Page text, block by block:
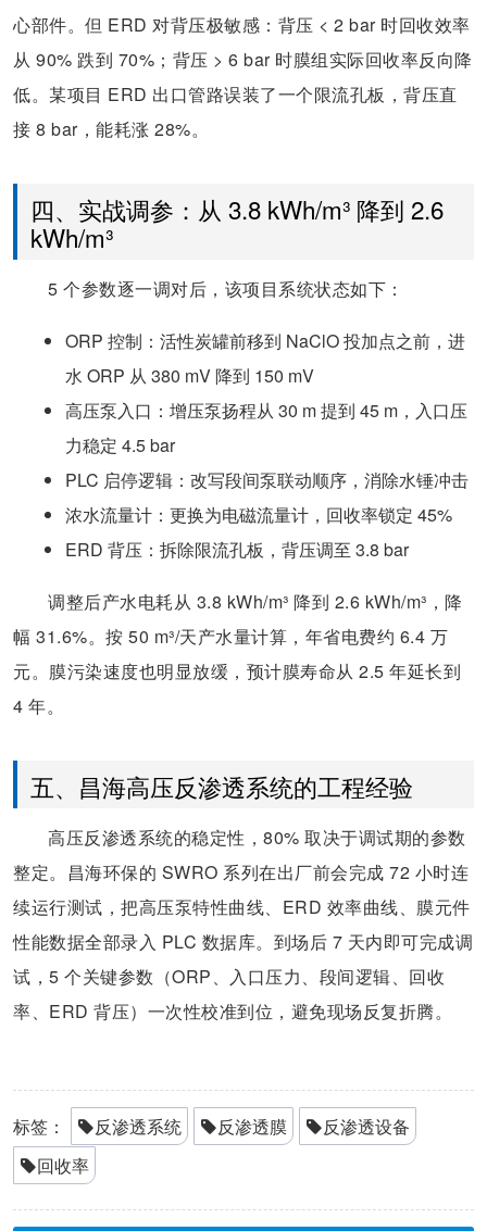
心部件。但 ERD 对背压极敏感：背压 < 2 bar 时回收效率
从 90% 跌到 70%；背压 > 6 bar 时膜组实际回收率反向降
低。某项目 ERD 出口管路误装了一个限流孔板，背压直
接 8 bar，能耗涨 28%。
四、实战调参：从 3.8 kWh/m³ 降到 2.6
kWh/m³
5 个参数逐一调对后，该项目系统状态如下：
ORP 控制：活性炭罐前移到 NaClO 投加点之前，进
水 ORP 从 380 mV 降到 150 mV
高压泵入口：增压泵扬程从 30 m 提到 45 m，入口压
力稳定 4.5 bar
PLC 启停逻辑：改写段间泵联动顺序，消除水锤冲击
浓水流量计：更换为电磁流量计，回收率锁定 45%
ERD 背压：拆除限流孔板，背压调至 3.8 bar
调整后产水电耗从 3.8 kWh/m³ 降到 2.6 kWh/m³，降
幅 31.6%。按 50 m³/天产水量计算，年省电费约 6.4 万
元。膜污染速度也明显放缓，预计膜寿命从 2.5 年延长到
4 年。
五、昌海高压反渗透系统的工程经验
高压反渗透系统的稳定性，80% 取决于调试期的参数
整定。昌海环保的 SWRO 系列在出厂前会完成 72 小时连
续运行测试，把高压泵特性曲线、ERD 效率曲线、膜元件
性能数据全部录入 PLC 数据库。到场后 7 天内即可完成调
试，5 个关键参数（ORP、入口压力、段间逻辑、回收
率、ERD 背压）一次性校准到位，避免现场反复折腾。
标签： 反渗透系统 反渗透膜
反渗透设备
回收率